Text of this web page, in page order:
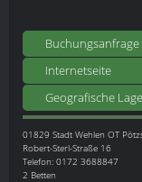
Buchungsanfrage
Internetseite
Geografische Lage
01829 Stadt Wehlen OT
Robert-Sterl-Straße 16
Telefon: 0172 3688847
2 Betten